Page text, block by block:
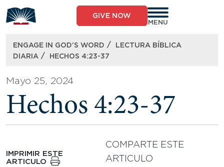
to
content
GIVE NOW
MENU
ENGAGE IN GOD’S WORD /
LECTURA BÍBLICA
DIARIA / HECHOS 4:23-37
Mayo 25, 2024
Hechos 4:23-37
IMPRIMIR ESTE
ARTICULO
COMPARTE ESTE
ARTICULO